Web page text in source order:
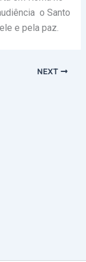
o Santo
e pela paz.
NEXT